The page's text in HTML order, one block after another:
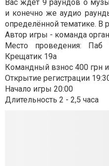
Вас ждет 9 раундов о
и конечно же аудио
определённой тематике. В
Автор игры - команда
Место проведения:
Крещатик 19а
Командный взнос 400 грн
Открытие регистрации
Начало игры 20:00
Длительность 2 - 2,5 часа